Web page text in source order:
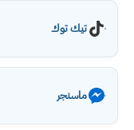
تيك توك
ماسنجر